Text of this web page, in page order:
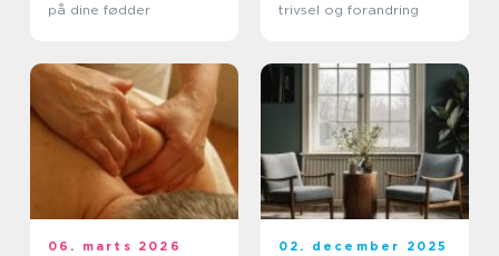
på dine fødder
trivsel og forandring
06. marts 2026 02. december 2025